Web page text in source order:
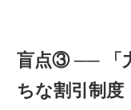
盲点③ ── 「
ちな割引制度